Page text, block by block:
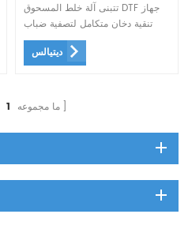
تتبنى آلة خلط المسحوق DTF جهاز
تنقية دخان متكامل لتصفية ضباب
الزيت السام الذي يظهر أثناء
التسخين ، مما يجعلها أكثر صداقة
ديتيالس
ما مجموعه 1